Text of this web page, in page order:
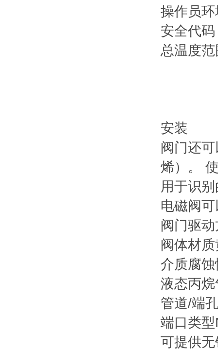
操作员
安全代码
总温度
安装
阀门还
烯）。
用于识
电磁阀
阀门驱
阀体材
介质腐
液态丙
管道/端
端口类
可提供